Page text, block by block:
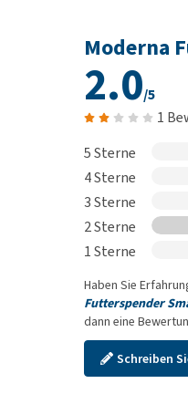
Moderna
2.0/5
1
5 Sterne
4 Sterne
3 Sterne
2 Sterne
1 Sterne
Haben Sie
Futterspender
dann eine
Schreiben